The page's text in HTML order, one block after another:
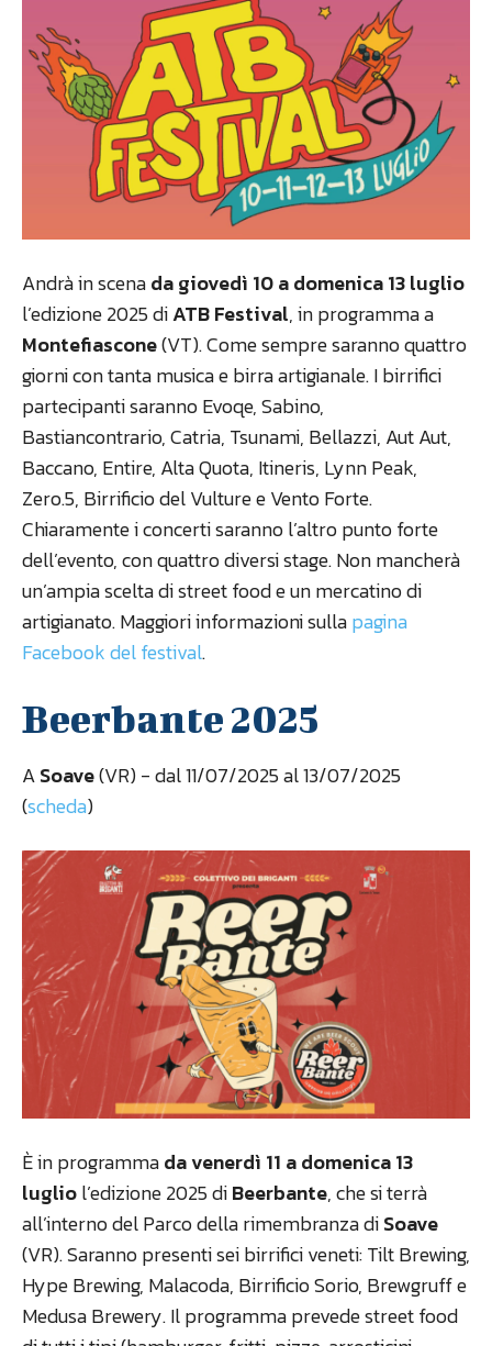
Andrà in scenada giovedì 10 a domenica 13 luglio
l’edizione 2025 diATB Festival, in programma a
Montefiascone(VT). Come sempre saranno quattro
giorni con tanta musica e birra artigianale. I birrifici
partecipanti saranno Evoqe, Sabino,
Bastiancontrario, Catria, Tsunami, Bellazzi, Aut Aut,
Baccano, Entire, Alta Quota, Itineris, Lynn Peak,
Zero.5, Birrificio del Vulture e Vento Forte.
Chiaramente i concerti saranno l’altro punto forte
dell’evento, con quattro diversi stage. Non mancherà
un’ampia scelta di street food e un mercatino di
artigianato. Maggiori informazioni sullapagina
Facebook del festival.
Beerbante 2025
ASoave(VR) - dal 11/07/2025 al 13/07/2025
(scheda)
È in programmada venerdì 11 a domenica 13
lugliol’edizione 2025 diBeerbante, che si terrà
all’interno del Parco della rimembranza diSoave
(VR). Saranno presenti sei birrifici veneti: Tilt Brewing,
Hype Brewing, Malacoda, Birrificio Sorio, Brewgruff e
Medusa Brewery. Il programma prevede street food